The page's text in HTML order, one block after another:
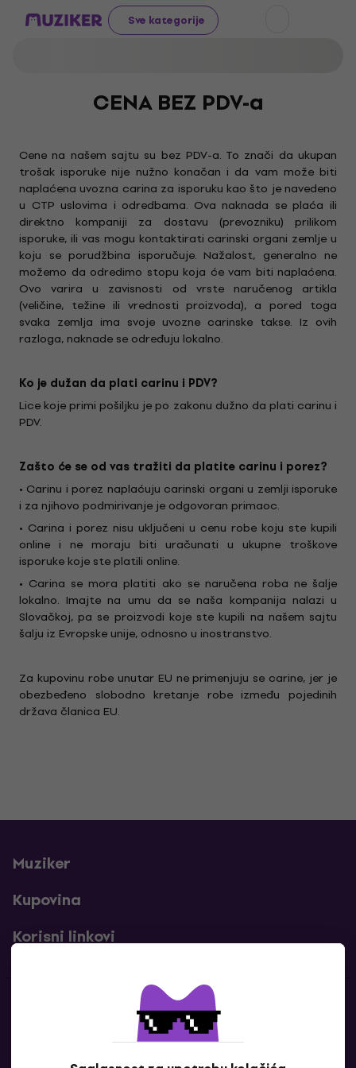
Sve kategorije
CENA BEZ PDV-a
Cene na našem sajtu su bez PDV-a. To znači da ukupan
trošak isporuke nije nužno konačan i da vam može biti
naplaćena uvozna carina za isporuku kao što je navedeno
u CTP uslovima i odredbama. Ova naknada se plaća ili
direktno kompaniji za dostavu (prevozniku) prilikom
isporuke, ili vas mogu kontaktirati carinski organi zemlje u
koju se porudžbina isporučuje. Nažalost, generalno ne
možemo da odredimo stopu koja će vam biti naplaćena.
Ovo varira u zavisnosti od vrste naručenog artikla
(veličine, težine ili vrednosti proizvoda), a pored toga
svaka zemlja ima svoje uvozne carinske takse. Iz ovih
razloga, naknade se određuju lokalno.
Ko je dužan da plati carinu i PDV?
Lice koje primi pošiljku je po zakonu dužno da plati carinu i
PDV.
Zašto će se od vas tražiti da platite carinu i porez?
• Carinu i porez naplaćuju carinski organi u zemlji isporuke
i za njihovo podmirivanje je odgovoran primaoc.
• Carina i porez nisu uključeni u cenu robe koju ste kupili
online i ne moraju biti uračunati u ukupne troškove
isporuke koje ste platili online.
• Carina se mora platiti ako se naručena roba ne šalje
lokalno. Imajte na umu da se naša kompanija nalazi u
Slovačkoj, pa se proizvodi koje ste kupili na našem sajtu
šalju iz Evropske unije, odnosno u inostranstvo.
Za kupovinu robe unutar EU ne primenjuju se carine, jer je
obezbeđeno slobodno kretanje robe između pojedinih
država članica EU.
Muziker
Kupovina
Korisni linkovi
Kontakti
Kontaktiraj nas